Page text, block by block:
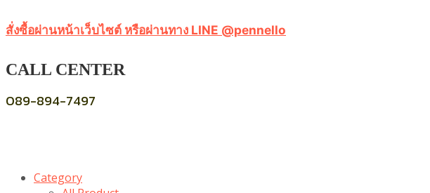
สั่งซื้อผ่านหน้าเว็บไซต์ หรือผ่านทาง LINE @pennello
CALL CENTER
089-894-7497
Category